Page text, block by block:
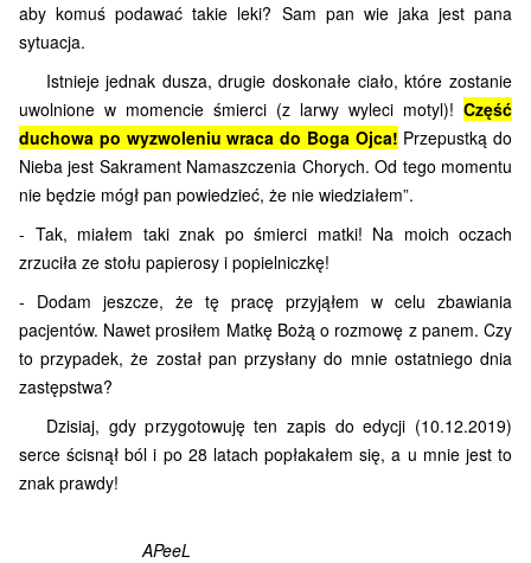
aby komuś podawać takie leki? Sam pan wie jaka jest pana
sytuacja.
Istnieje jednak dusza, drugie doskonałe ciało, które zostanie
uwolnione w momencie śmierci (z larwy wyleci motyl)! Część
duchowa po wyzwoleniu wraca do Boga Ojca! Przepustką do
Nieba jest Sakrament Namaszczenia Chorych. Od tego momentu
nie będzie mógł pan powiedzieć, że nie wiedziałem”.
- Tak, miałem taki znak po śmierci matki! Na moich oczach
zrzuciła ze stołu papierosy i popielniczkę!
- Dodam jeszcze, że tę pracę przyjąłem w celu zbawiania
pacjentów. Nawet prosiłem Matkę Bożą o rozmowę z panem. Czy
to przypadek, że został pan przysłany do mnie ostatniego dnia
zastępstwa?
Dzisiaj, gdy przygotowuję ten zapis do edycji (10.12.2019)
serce ścisnął ból i po 28 latach popłakałem się, a u mnie jest to
znak prawdy!
APeeL